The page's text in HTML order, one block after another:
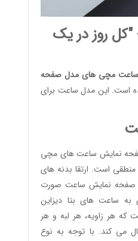
"کل روز در یک
ساعت مچی های مدل صفحه
است. این مدل ساعت برای
نمایش ساعت های مچی
منطقی است. ارتقا بدنه های
صفحه نمایش ساعت صورت
به ساعت های بتا دیزاین
که هر زاویه، هر لبه و هر
می کند. با توجه به نوع